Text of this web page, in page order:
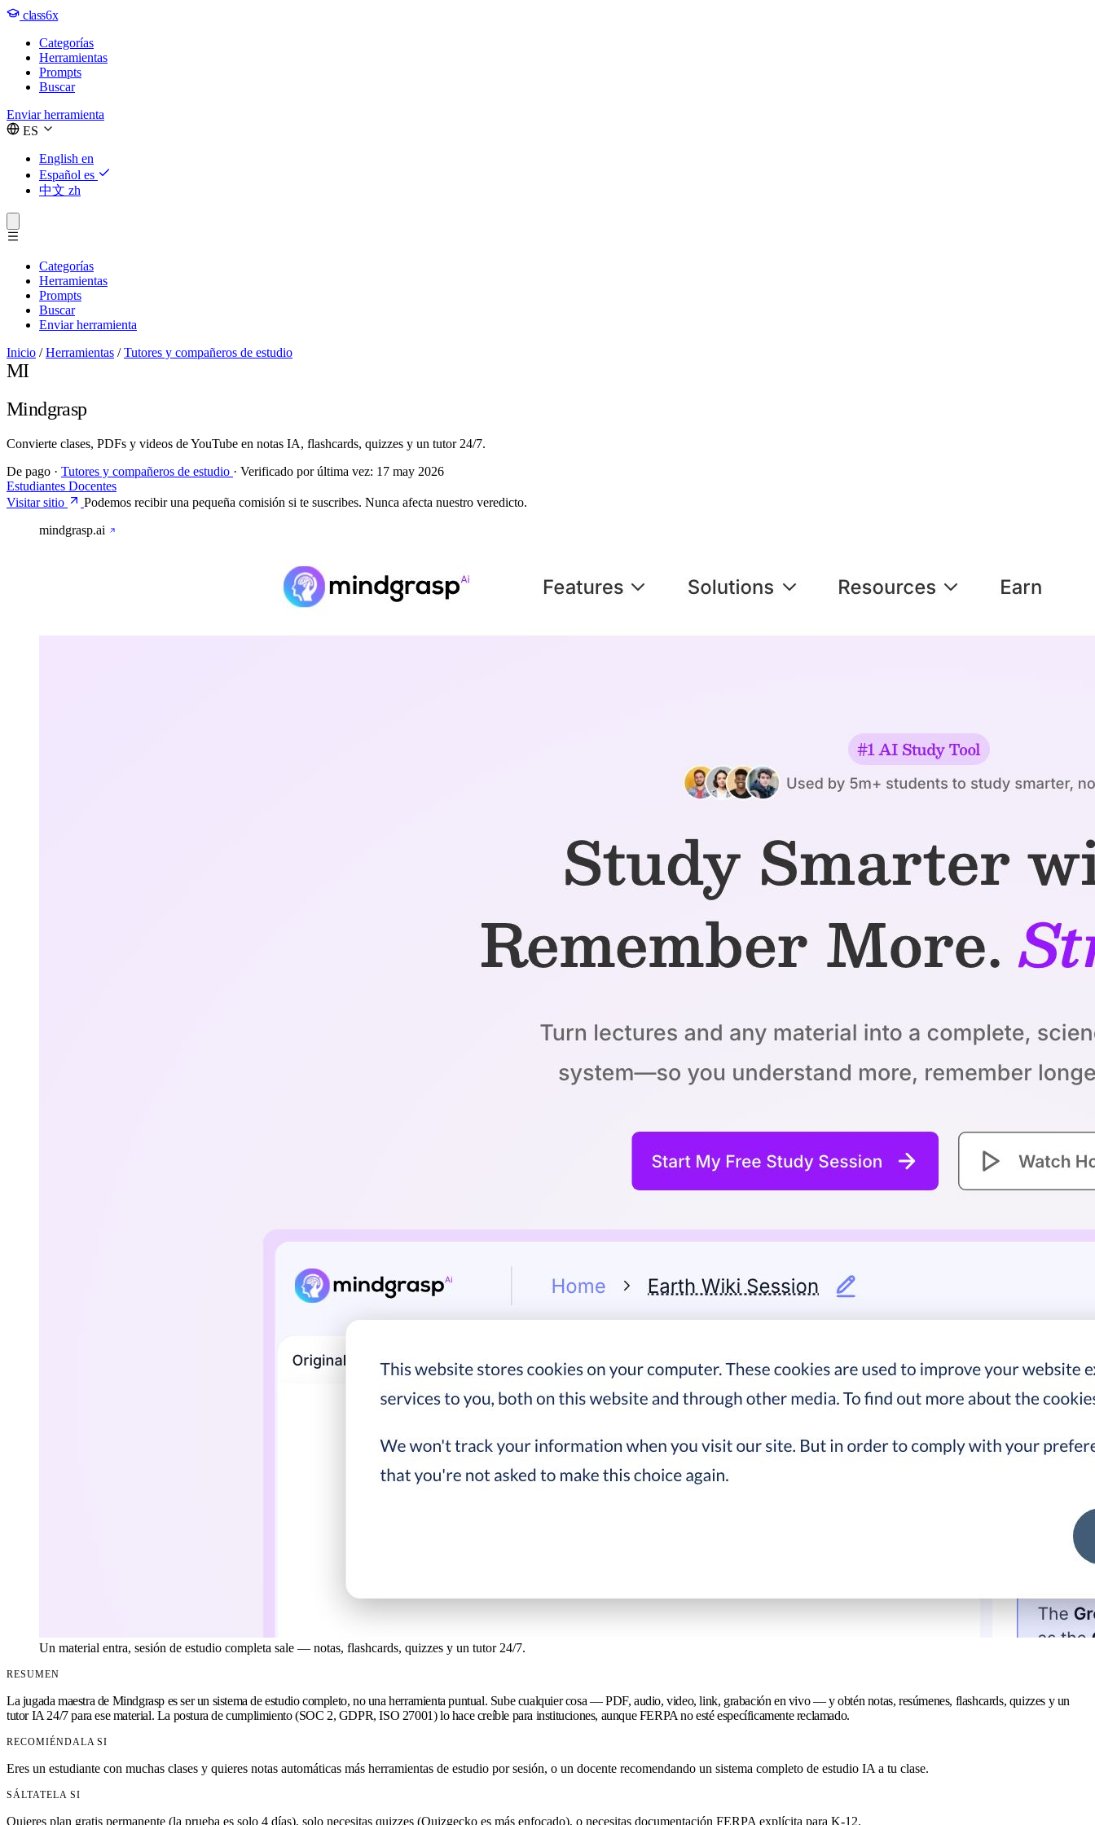
class6x
Categorías
Herramientas
Prompts
Buscar
Enviar herramienta
ES
English en
Español es
中文 zh
Categorías
Herramientas
Prompts
Buscar
Enviar herramienta
Inicio / Herramientas / Tutores y compañeros de estudio
MI
Mindgrasp
Convierte clases, PDFs y videos de YouTube en notas IA, flashcards, quizzes y un tutor 24/7.
De pago · Tutores y compañeros de estudio · Verificado por última vez: 17 may 2026
Estudiantes Docentes
Visitar sitio
Podemos recibir una pequeña comisión si te suscribes. Nunca afecta nuestro veredicto.
mindgrasp.ai
Un material entra, sesión de estudio completa sale — notas, flashcards, quizzes y un tutor 24/7.
RESUMEN
La jugada maestra de Mindgrasp es ser un sistema de estudio completo, no una herramienta puntual. Sube cualquier cosa — PDF, audio, video, link, grabación en vivo — y obtén notas, resúmenes, flashcards, quizzes y un
tutor IA 24/7 para ese material. La postura de cumplimiento (SOC 2, GDPR, ISO 27001) lo hace creíble para instituciones, aunque FERPA no esté específicamente reclamado.
RECOMIÉNDALA SI
Eres un estudiante con muchas clases y quieres notas automáticas más herramientas de estudio por sesión, o un docente recomendando un sistema completo de estudio IA a tu clase.
SÁLTATELA SI
Quieres plan gratis permanente (la prueba es solo 4 días), solo necesitas quizzes (Quizgecko es más enfocado), o necesitas documentación FERPA explícita para K-12.